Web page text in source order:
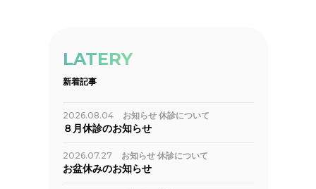
LATERY
新着記事
2026.08.04 お知らせ 休診について
８月休診のお知らせ
2026.07.27 お知らせ 休診について
お盆休みのお知らせ